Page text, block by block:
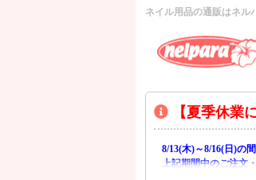
ネイル用品の通販はネル
【夏季休業
8/13(木)～8/16(日)の
上記期間中のご注文